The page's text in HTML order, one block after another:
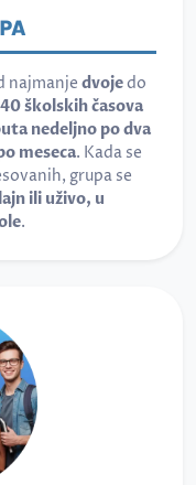
najmanje dvojedo
40 školskih časova
nedeljno po dva
meseca. Kada se
grupa se
ili uživo, u
.